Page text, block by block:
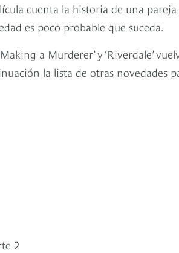
cuenta la historia de una
es poco probable que suceda.
‘Making a Murderer’ y ‘Riverdale’
la lista de otras novedades
2